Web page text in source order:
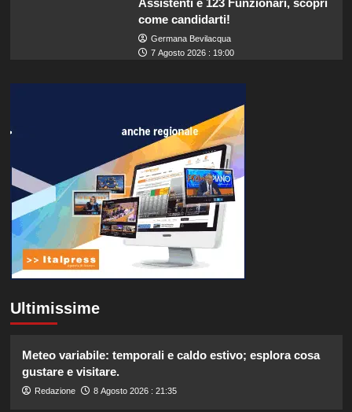
come candidarti!
Germana Bevilacqua
7 Agosto 2026 : 19:00
Ultimissime
Meteo variabile: temporali e caldo estivo; esplora cosa
gustare e visitare.
Redazione 8 Agosto 2026 : 21:35